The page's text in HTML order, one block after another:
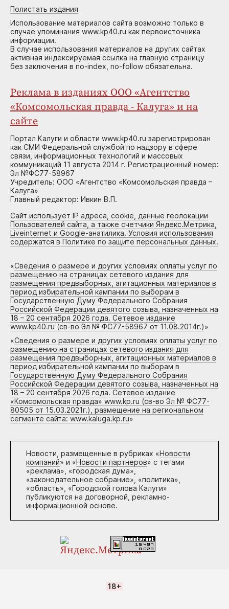
Полистать издания
Использование материалов сайта возможно только в
случае упоминания www.kp40.ru как первоисточника
информации.
В случае использования материалов на других сайтах
активная индексируемая ссылка на главную страницу
без заключения в no-index, no-follow обязательна.
Реклама в изданиях ООО «Агентство
«Комсомольская правда - Калуга» и на
сайте
Портал Калуги и области www.kp40.ru зарегистрирован
как СМИ Федеральной службой по надзору в сфере
связи, информационных технологий и массовых
коммуникаций 11 августа 2014 г. Регистрационный номер:
Эл №ФС77-58967
Учредитель: ООО «Агентство «Комсомольская правда –
Калуга»
Главный редактор: Ивкин В.П.
Сайт использует IP адреса, cookie, данные геолокации
Пользователей сайта, а также счетчики Яндекс.Метрика,
Liveinternet и Google-анатилика. Условия использования
содержатся в Политике по защите персональных данных.
«Сведения о размере и других условиях оплаты услуг по
размещению на страницах сетевого издания для
размещения предвыборных, агитационных материалов в
период избирательной кампании по выборам в
Государственную Думу Федерального Собрания
Российской Федерации девятого созыва, назначенных на
18 – 20 сентября 2026 года. Сетевое издание
www.kp40.ru (св-во Эл № ФС77-58967 от 11.08.2014г.)»
«Сведения о размере и других условиях оплаты услуг по
размещению на страницах сетевого издания для
размещения предвыборных, агитационных материалов в
период избирательной кампании по выборам в
Государственную Думу Федерального Собрания
Российской Федерации девятого созыва, назначенных на
18 – 20 сентября 2026 года. Сетевое издание
«Комсомольская правда» www.kp.ru (св-во Эл № ФС77-
80505 от 15.03.2021г.), размещение на региональном
сегменте сайта: www.kaluga.kp.ru»
Новости, размещенные в рубриках «Новости
компаний» и «Новости партнеров» с тегами
«реклама», «городская дума»,
«законодательное собрание», «политика»,
«область», «Городской голова Калуги»
публикуются на договорной, рекламно-
информационной основе.
18+